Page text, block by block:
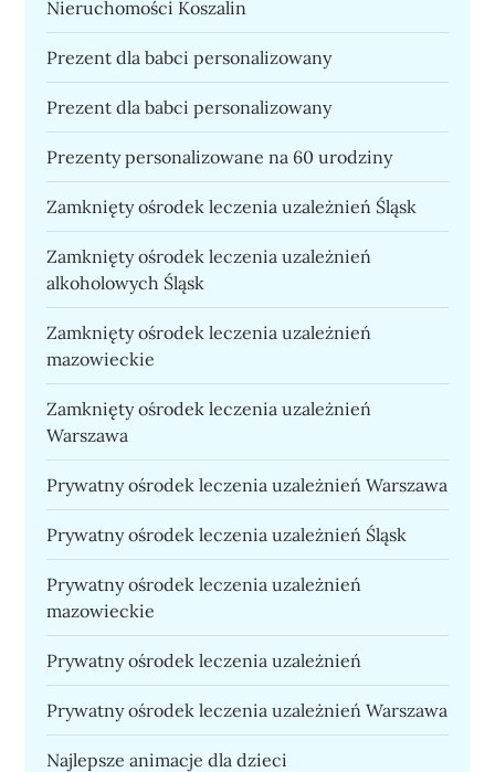
Nieruchomości Koszalin
Prezent dla babci personalizowany
Prezent dla babci personalizowany
Prezenty personalizowane na 60 urodziny
Zamknięty ośrodek leczenia uzależnień Śląsk
Zamknięty ośrodek leczenia uzależnień
alkoholowych Śląsk
Zamknięty ośrodek leczenia uzależnień
mazowieckie
Zamknięty ośrodek leczenia uzależnień
Warszawa
Prywatny ośrodek leczenia uzależnień Warszawa
Prywatny ośrodek leczenia uzależnień Śląsk
Prywatny ośrodek leczenia uzależnień
mazowieckie
Prywatny ośrodek leczenia uzależnień
Prywatny ośrodek leczenia uzależnień Warszawa
Najlepsze animacje dla dzieci